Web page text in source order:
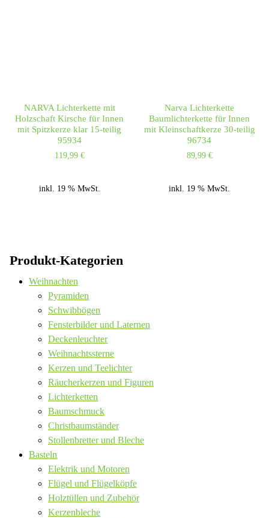
NARVA Lichterkette mit
Holzschaft Kirsche für Innen
mit Spitzkerze klar 15-teilig
95934
119,99 €
inkl. 19 % MwSt.
Narva Lichterkette
Baumlichterkette für Innen
mit Kleinschaftkerze 30-teilig
96734
89,99 €
inkl. 19 % MwSt.
Produkt-Kategorien
Weihnachten
Pyramiden
Schwibbögen
Fensterbilder und Laternen
Deckenleuchter
Weihnachtssterne
Kerzen und Teelichter
Räucherkerzen und Figuren
Lichterketten
Baumschmuck
Christbaumständer
Stollenbretter und Bleche
Basteln
Elektrik und Motoren
Flügel und Flügelköpfe
Holztüllen und Zubehör
Kerzenbleche